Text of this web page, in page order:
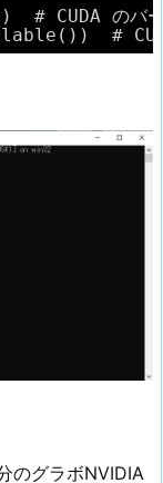
CUDA のバー
# CUDA
のグラボNVIDIA